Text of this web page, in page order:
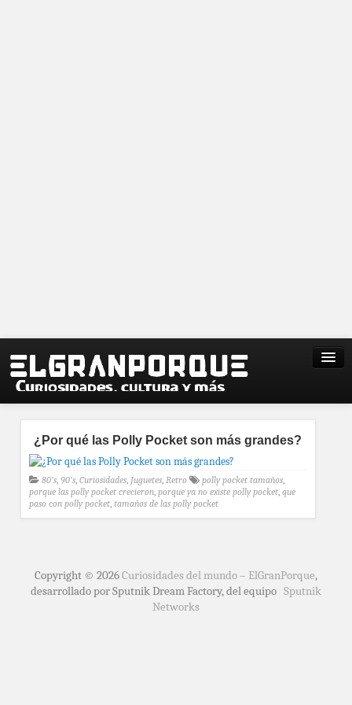
¿Por qué las Polly Pocket son más grandes?
80's, 90's, Curiosidades, Juguetes, Retro polly pocket tamaños,
porque las polly pocket crecieron, porque ya no existe polly pocket, que
paso con polly pocket, tamaños de las polly pocket
Copyright © 2026Curiosidades del mundo – ElGranPorque,
desarrollado por Sputnik Dream Factory, del equipo Sputnik
Networks